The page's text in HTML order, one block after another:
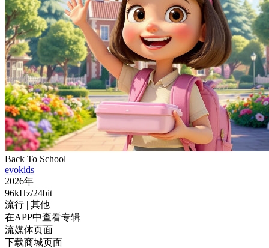
Back To School
evokids
2026年
96kHz/24bit
流行 | 其他
在APP中查看专辑
流媒体页面
下载商城页面